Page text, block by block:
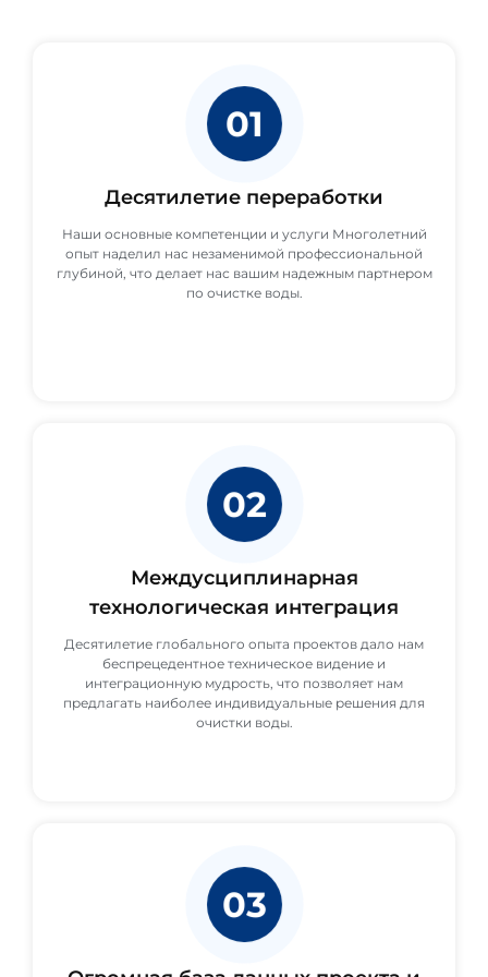
01
Десятилетие переработки
Наши основные компетенции и услуги Многолетний
опыт наделил нас незаменимой профессиональной
глубиной, что делает нас вашим надежным партнером
по очистке воды.
02
Междусциплинарная
технологическая интеграция
Десятилетие глобального опыта проектов дало нам
беспрецедентное техническое видение и
интеграционную мудрость, что позволяет нам
предлагать наиболее индивидуальные решения для
очистки воды.
03